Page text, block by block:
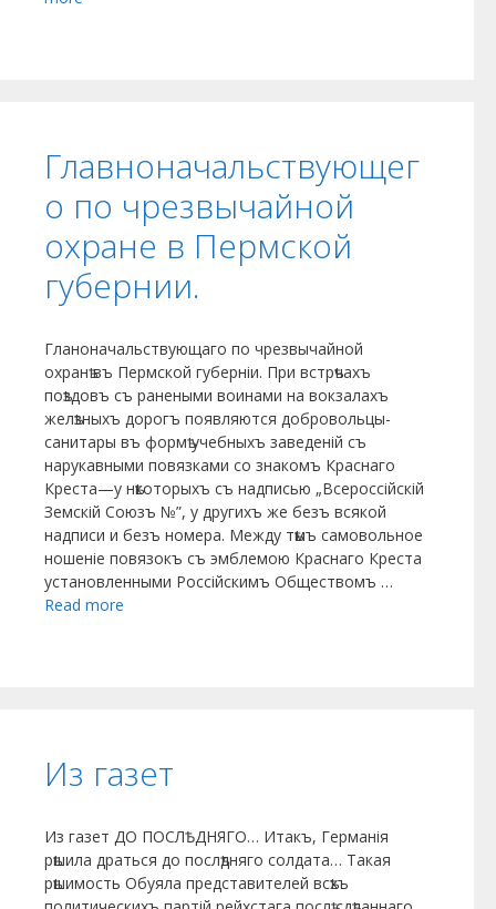
Главноначальствующег
о по чрезвычайной
охране в Пермской
губернии.
Гланоначальствующаго по чрезвычайной
охранѣ въ Пермской губерніи. При встрѣчахъ
поѣздовъ съ ранеными воинами на вокзалахъ
желѣзныхъ дорогъ появляются добровольцы-
санитары въ формѣ учебныхъ заведеній съ
нарукавными повязками со знакомъ Краснаго
Креста—у нѣкоторыхъ съ надписью „Всероссійскій
Земскій Союзъ №”, у другихъ же безъ всякой
надписи и безъ номера. Между тѣмъ самовольное
ношеніе повязокъ съ эмблемою Краснаго Креста
установленными Россійскимъ Обществомъ …
Read more
Из газет
Из газет ДО ПОСЛѢДНЯГО… Итакъ, Германія
рѣшила драться до послѣдняго солдата… Такая
рѣшимость Обуяла представителей всѣхъ